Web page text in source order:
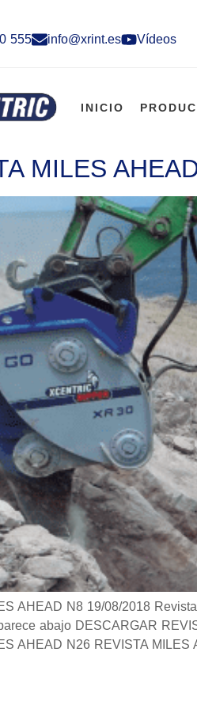
555​ info@xrint.es Vídeos
INICIO
MILES
AHEAD N8 19/08/2018
abajo DESCARGAR
AHEAD N26 REVISTA